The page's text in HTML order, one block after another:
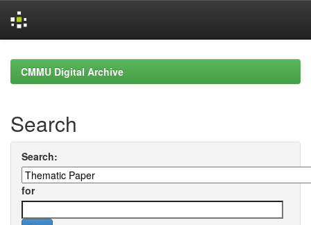
navigationCMMU Digital Archive
Search
Search:
for